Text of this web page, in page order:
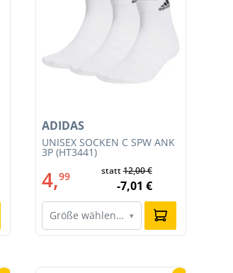
UNISEX SOCKEN C SPW ANK
3P (HT3441)
ADIDAS
4,99 statt12,00 €
-7,01 €
Größe wählen… ▾